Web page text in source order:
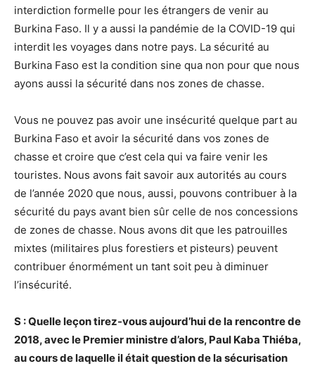
interdiction formelle pour les étrangers de venir au
Burkina Faso. Il y a aussi la pandémie de la COVID-19 qui
interdit les voyages dans notre pays. La sécurité au
Burkina Faso est la condition sine qua non pour que nous
ayons aussi la sécurité dans nos zones de chasse.
Vous ne pouvez pas avoir une insécurité quelque part au
Burkina Faso et avoir la sécurité dans vos zones de
chasse et croire que c’est cela qui va faire venir les
touristes. Nous avons fait savoir aux autorités au cours
de l’année 2020 que nous, aussi, pouvons contribuer à la
sécurité du pays avant bien sûr celle de nos concessions
de zones de chasse. Nous avons dit que les patrouilles
mixtes (militaires plus forestiers et pisteurs) peuvent
contribuer énormément un tant soit peu à diminuer
l’insécurité.
S : Quelle leçon tirez-vous aujourd’hui de la rencontre de
2018, avec le Premier ministre d’alors, Paul Kaba Thiéba,
au cours de laquelle il était question de la sécurisation